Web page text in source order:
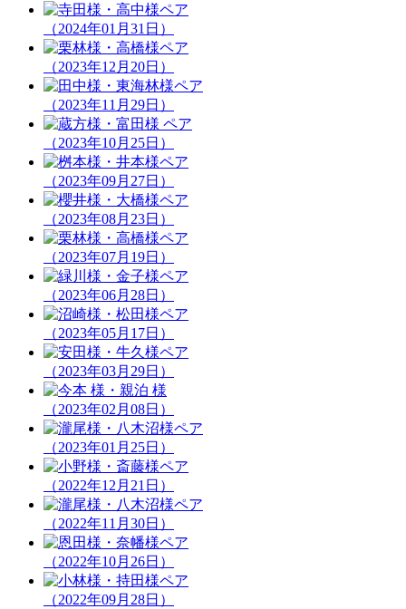
（2024年01月31日）
（2023年12月20日）
（2023年11月29日）
（2023年10月25日）
（2023年09月27日）
（2023年08月23日）
（2023年07月19日）
（2023年06月28日）
（2023年05月17日）
（2023年03月29日）
（2023年02月08日）
（2023年01月25日）
（2022年12月21日）
（2022年11月30日）
（2022年10月26日）
（2022年09月28日）